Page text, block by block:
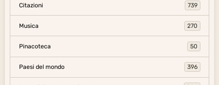
Citazioni 739
Musica 270
Pinacoteca 50
Paesi del mondo 396